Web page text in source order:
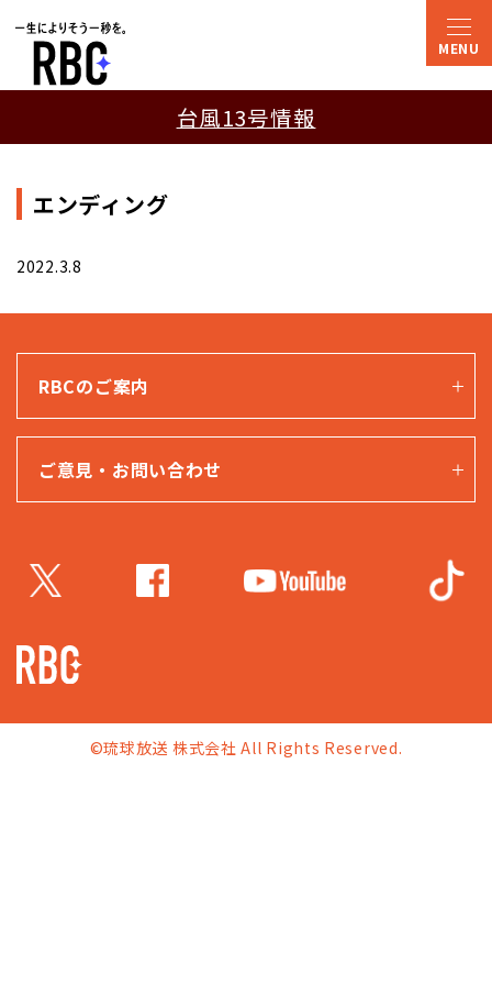
台風13号情報
エンディング
2022.3.8
RBCのご案内
ご意見・お問い合わせ
©琉球放送 株式会社 All Rights Reserved.